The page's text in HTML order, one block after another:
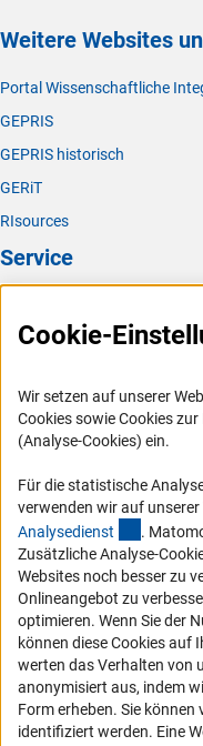
Weitere Websites
Portal Wissenschaftliche
GEPRIS
GEPRIS historisch
GERiT
RIsources
Service
FAQ
Logo und Corporate Design
RSS-Feeds
Vergabeverfahren
Barrierefreiheit
Service und Informationen
Erklärung zur Barrierefreiheit
Barriere melden
DFG-aktuell
Erhalten Sie Neuigkeiten
Cookie-
Wir setzen auf unserer
Cookies sowie Cookies
(Analyse-Cookies) ein.
Für die statistische
verwenden wir auf unserer
Analysedienst
.
Zusätzliche Analyse-
Websites noch besser zu
Onlineangebot zu
optimieren. Wenn Sie der
können diese Cookies auf
werten das Verhalten von
anonymisiert aus, indem
Form erheben. Sie
identifiziert werden. Eine